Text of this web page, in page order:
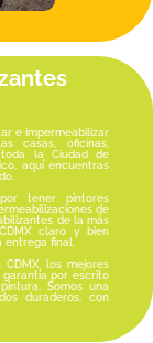
e impermeabilizar
casas, oficinas,
toda la Ciudad de
aquí encuentras
tener pintores
de
de la más
claro y bien
final.
los mejores
garantía por escrito
Somos una
duraderos, con